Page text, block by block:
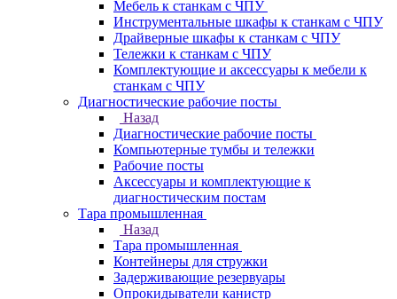
Мебель к станкам с ЧПУ
Инструментальные шкафы к станкам с ЧПУ
Драйверные шкафы к станкам с ЧПУ
Тележки к станкам с ЧПУ
Комплектующие и аксессуары к мебели к
станкам с ЧПУ
Диагностические рабочие посты
Назад
Диагностические рабочие посты
Компьютерные тумбы и тележки
Рабочие посты
Аксессуары и комплектующие к
диагностическим постам
Тара промышленная
Назад
Тара промышленная
Контейнеры для стружки
Задерживающие резервуары
Опрокидыватели канистр